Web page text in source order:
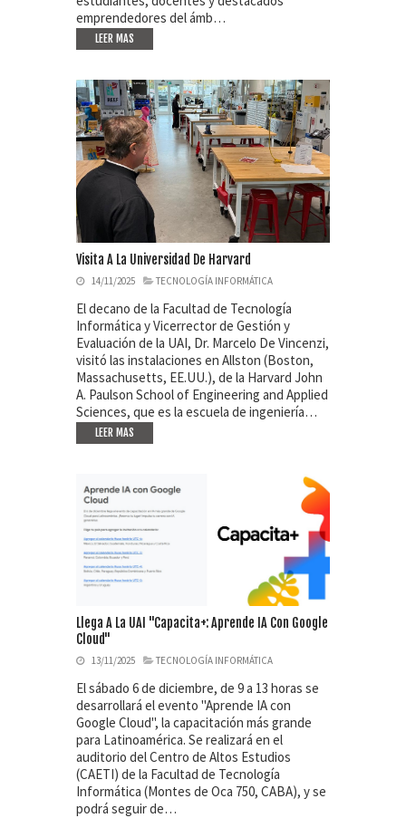
emprendedores del ámb…
LEER MAS
Visita A La Universidad De Harvard
14/11/2025 TECNOLOGÍA INFORMÁTICA
El decano de la Facultad de Tecnología
Informática y Vicerrector de Gestión y
Evaluación de la UAI, Dr. Marcelo De Vincenzi,
visitó las instalaciones en Allston (Boston,
Massachusetts, EE.UU.), de la Harvard John
A. Paulson School of Engineering and Applied
Sciences, que es la escuela de ingeniería…
LEER MAS
Llega A La UAI "Capacita+: Aprende IA Con Google
Cloud"
13/11/2025 TECNOLOGÍA INFORMÁTICA
El sábado 6 de diciembre, de 9 a 13 horas se
desarrollará el evento "Aprende IA con
Google Cloud", la capacitación más grande
para Latinoamérica. Se realizará en el
auditorio del Centro de Altos Estudios
(CAETI) de la Facultad de Tecnología
Informática (Montes de Oca 750, CABA), y se
podrá seguir de…